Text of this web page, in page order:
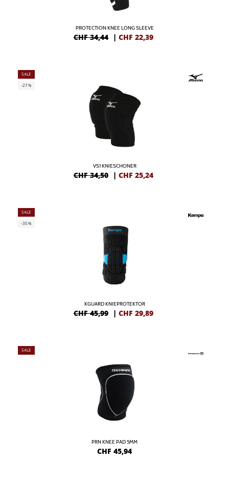
PROTECTION KNEE LONG SLEEVE
CHF 34,44 | CHF 22,39
SALE
-27%
VS1 KNIESCHONER
CHF 34,50 | CHF 25,24
SALE
-35%
KGUARD KNIEPROTEKTOR
CHF 45,99 | CHF 29,89
SALE
PRN KNEE PAD 5MM
CHF 45,94